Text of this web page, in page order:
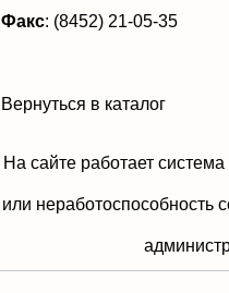
Факс: (8452) 21-05-35
Вернуться в каталог
На сайте работает
или неработоспособность